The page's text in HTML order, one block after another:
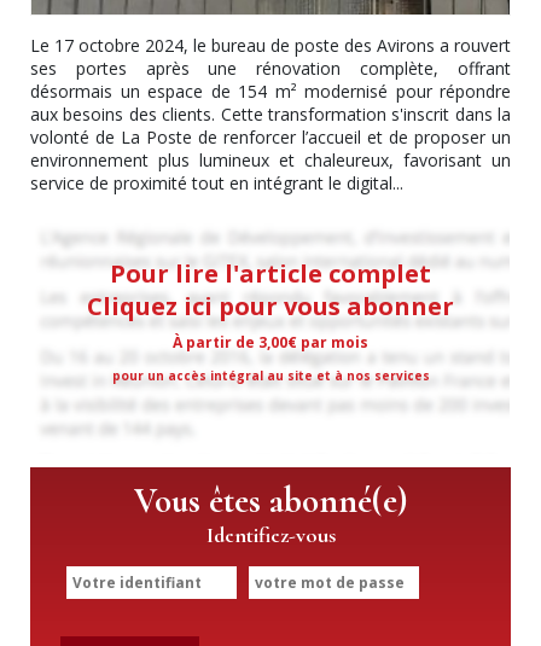
Le 17 octobre 2024, le bureau de poste des Avirons a rouvert
ses portes après une rénovation complète, offrant
désormais un espace de 154 m² modernisé pour répondre
aux besoins des clients. Cette transformation s'inscrit dans la
volonté de La Poste de renforcer l’accueil et de proposer un
environnement plus lumineux et chaleureux, favorisant un
service de proximité tout en intégrant le digital...
Pour lire l'article complet
Cliquez ici pour vous abonner
À partir de 3,00€ par mois
pour un accès intégral au site et à nos services
Vous êtes abonné(e)
Identifiez-vous